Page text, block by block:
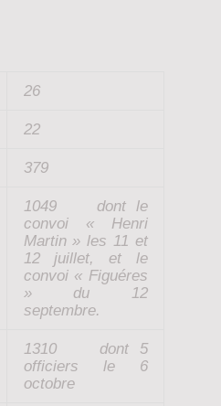
26
22
379
1049 dont le
convoi « Henri
Martin » les 11 et
12 juillet, et le
convoi « Figuéres
» du 12
septembre.
1310 dont 5
officiers le 6
octobre